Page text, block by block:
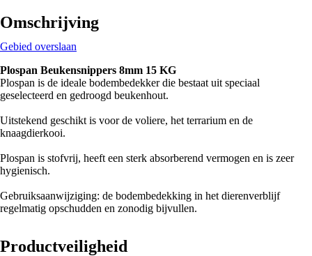
Omschrijving
Gebied overslaan
Plospan Beukensnippers 8mm 15 KG
Plospan is de ideale bodembedekker die bestaat uit speciaal
geselecteerd en gedroogd beukenhout.
Uitstekend geschikt is voor de voliere, het terrarium en de
knaagdierkooi.
Plospan is stofvrij, heeft een sterk absorberend vermogen en is zeer
hygienisch.
Gebruiksaanwijziging: de bodembedekking in het dierenverblijf
regelmatig opschudden en zonodig bijvullen.
Productveiligheid